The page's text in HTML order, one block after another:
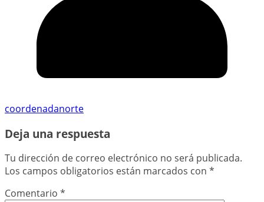
coordenadanorte
Deja una respuesta
Tu dirección de correo electrónico no será publicada.
Los campos obligatorios están marcados con *
Comentario *